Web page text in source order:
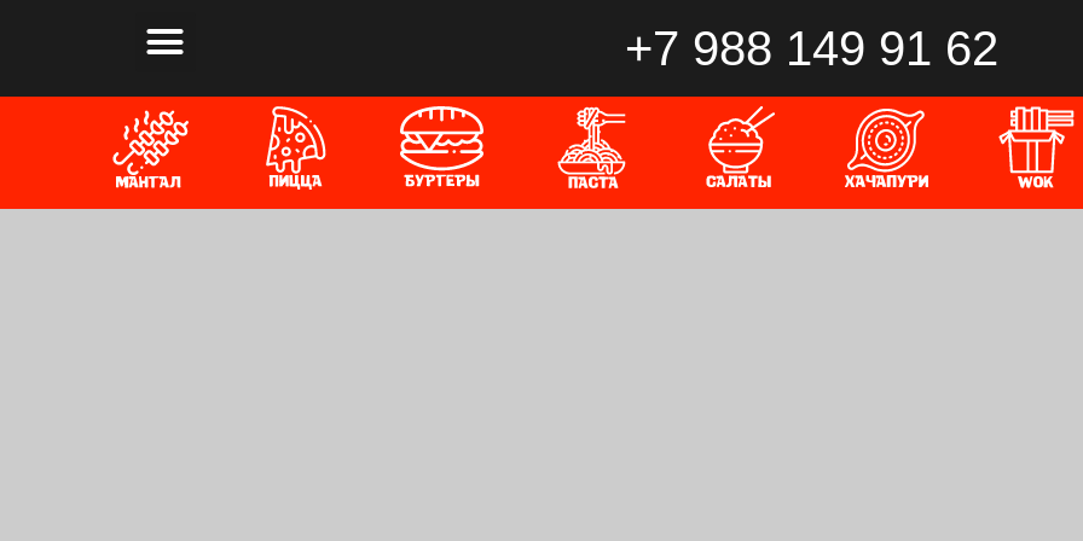
+7 988 149 91 62